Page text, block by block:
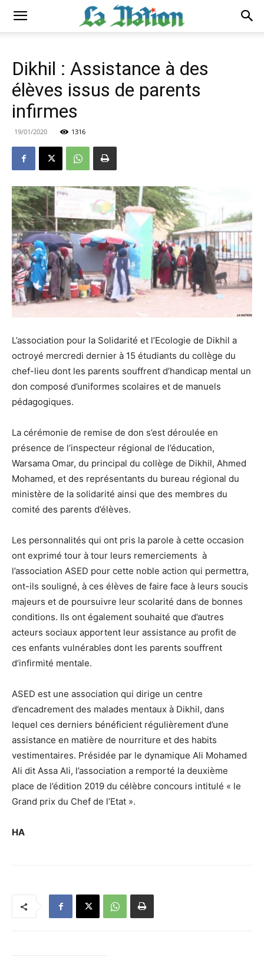
Dikhil : Assistance à des
élèves issus de parents
infirmes
19/01/2020 1316
L’association pour la Solidarité et l’Ecologie de Dikhil a
octroyé mercredi dernier à 15 étudiants du collège du
chef-lieu dont les parents souffrent d’handicap mental un
don composé d’uniformes scolaires et de manuels
pédagogiques.
La cérémonie de remise de don s’est déroulée en
présence de l’inspecteur régional de l’éducation,
Warsama Omar, du principal du collège de Dikhil, Ahmed
Mohamed, et des représentants du bureau régional du
ministère de la solidarité ainsi que des membres du
comité des parents d’élèves.
Les personnalités qui ont pris la parole à cette occasion
ont exprimé tour à tour leurs remerciements à
l’association ASED pour cette noble action qui permettra,
ont-ils souligné, à ces élèves de faire face à leurs soucis
majeurs et de poursuivre leur scolarité dans de bonnes
conditions. Ils ont également souhaité que d’autres
acteurs sociaux apportent leur assistance au profit de
ces enfants vulnérables dont les parents souffrent
d’infirmité mentale.
ASED est une association qui dirige un centre
d’encadrement des malades mentaux à Dikhil, dans
lequel ces derniers bénéficient régulièrement d’une
assistance en matière de nourriture et des habits
vestimentaires. Présidée par le dynamique Ali Mohamed
Ali dit Assa Ali, l’association a remporté la deuxième
place de l’édition 2019 du célèbre concours intitulé « le
Grand prix du Chef de l’Etat ».
HA